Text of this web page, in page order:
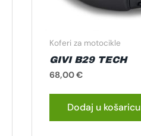
Koferi za motocikle
GIVI B29 TECH
68,00€
Dodaj u košaricu